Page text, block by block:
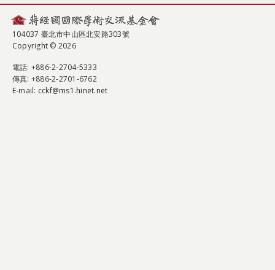
104037 臺北市中山區北安路303號
Copyright © 2026
電話: +886-2-2704-5333
傳真: +886-2-2701-6762
E-mail: cckf@ms1.hinet.net